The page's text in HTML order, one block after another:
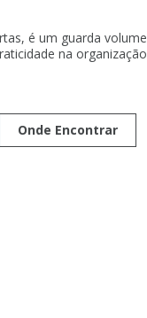
é um guarda
na
Onde Encontrar